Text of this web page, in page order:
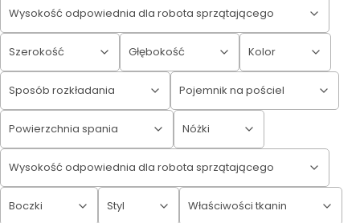
Wysokość odpowiednia dla robota sprzątającego
Szerokość Głębokość Kolor
Sposób rozkładania Pojemnik na pościel
Powierzchnia spania Nóżki
Wysokość odpowiednia dla robota sprzątającego
Boczki Styl Właściwości tkanin